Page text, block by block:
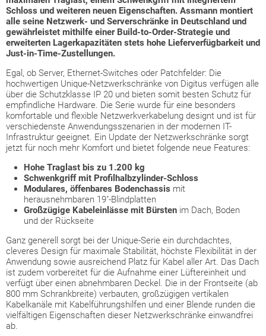
Schloss und weiteren neuen Eigenschaften. Assmann montiert
alle seine Netzwerk- und Serverschränke in Deutschland und
gewährleistet mithilfe einer Build-to-Order-Strategie und
erweiterten Lagerkapazitäten stets hohe Lieferverfügbarkeit und
Just-in-Time-Zustellungen.
Egal, ob Server, Ethernet-Switches oder Patchfelder: Die
hochwertigen Unique-Netzwerkschränke von Digitus verfügen alle
über die Schutzklasse IP 20 und bieten somit besten Schutz für
empfindliche Hardware. Die Serie wurde für eine besonders
komfortable und flexible Netzwerkverkabelung designt und ist für
verschiedenste Anwendungsszenarien in der modernen IT-
Infrastruktur geeignet. Ein Update der Netzwerkschränke sorgt
jetzt für noch mehr Komfort und bietet folgende neue Features:
Hohe Traglast bis zu 1.200 kg
Schwenkgriff mit Profilhalbzylinder-Schloss
Modulares, öffenbares Bodenchassis mit
herausnehmbaren 19"-Blindplatten
Großzügige Kabeleinlässe mit Bürsten im Dach, Boden
und der Rückseite
Ganz generell sorgt bei der Unique-Serie ein durchdachtes,
cleveres Design für maximale Stabilität, höchste Flexibilität in der
Anwendung sowie ausreichend Platz für Kabel aller Art. Das Dach
ist zudem vorbereitet für die Aufnahme einer Lüftereinheit und
verfügt über einen abnehmbaren Deckel. Die in der Frontseite (ab
800 mm Schrankbreite) verbauten, großzügigen vertikalen
Kabelkanäle mit Kabelführungshilfen und einer Blende runden die
vielfältigen Eigenschaften dieser Netzwerkschränke einwandfrei
ab.